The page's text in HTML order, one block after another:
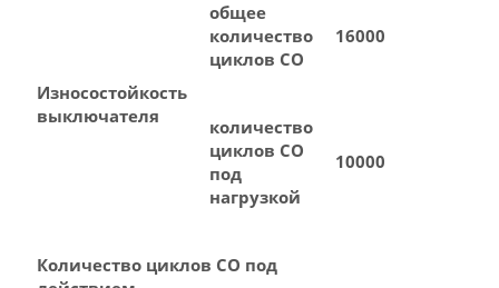
Износостойкость
выключателя
общее
количество
циклов СО
16000
количество
циклов СО
под
нагрузкой
10000
Количество циклов СО под